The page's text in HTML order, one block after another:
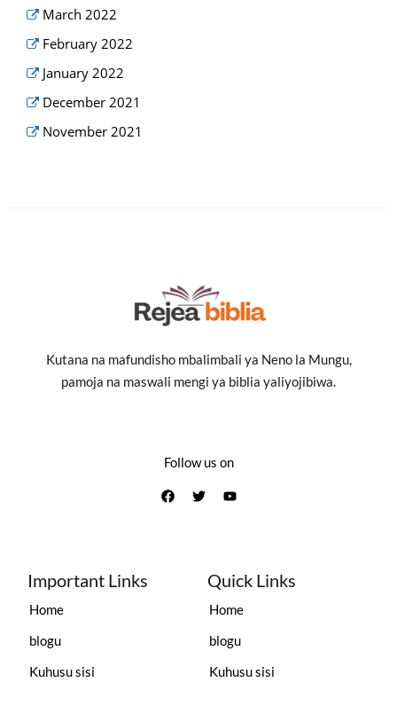
March 2022
February 2022
January 2022
December 2021
November 2021
Kutana na mafundisho mbalimbali ya Neno la Mungu,
pamoja na maswali mengi ya biblia yaliyojibiwa.
Follow us on
Important Links
Home
blogu
Kuhusu sisi
Quick Links
Home
blogu
Kuhusu sisi